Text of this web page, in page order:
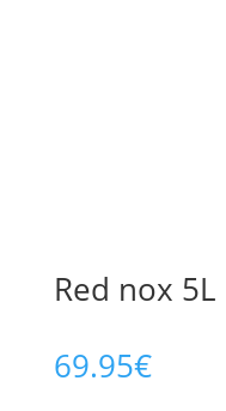
Red nox 5L
69.95€